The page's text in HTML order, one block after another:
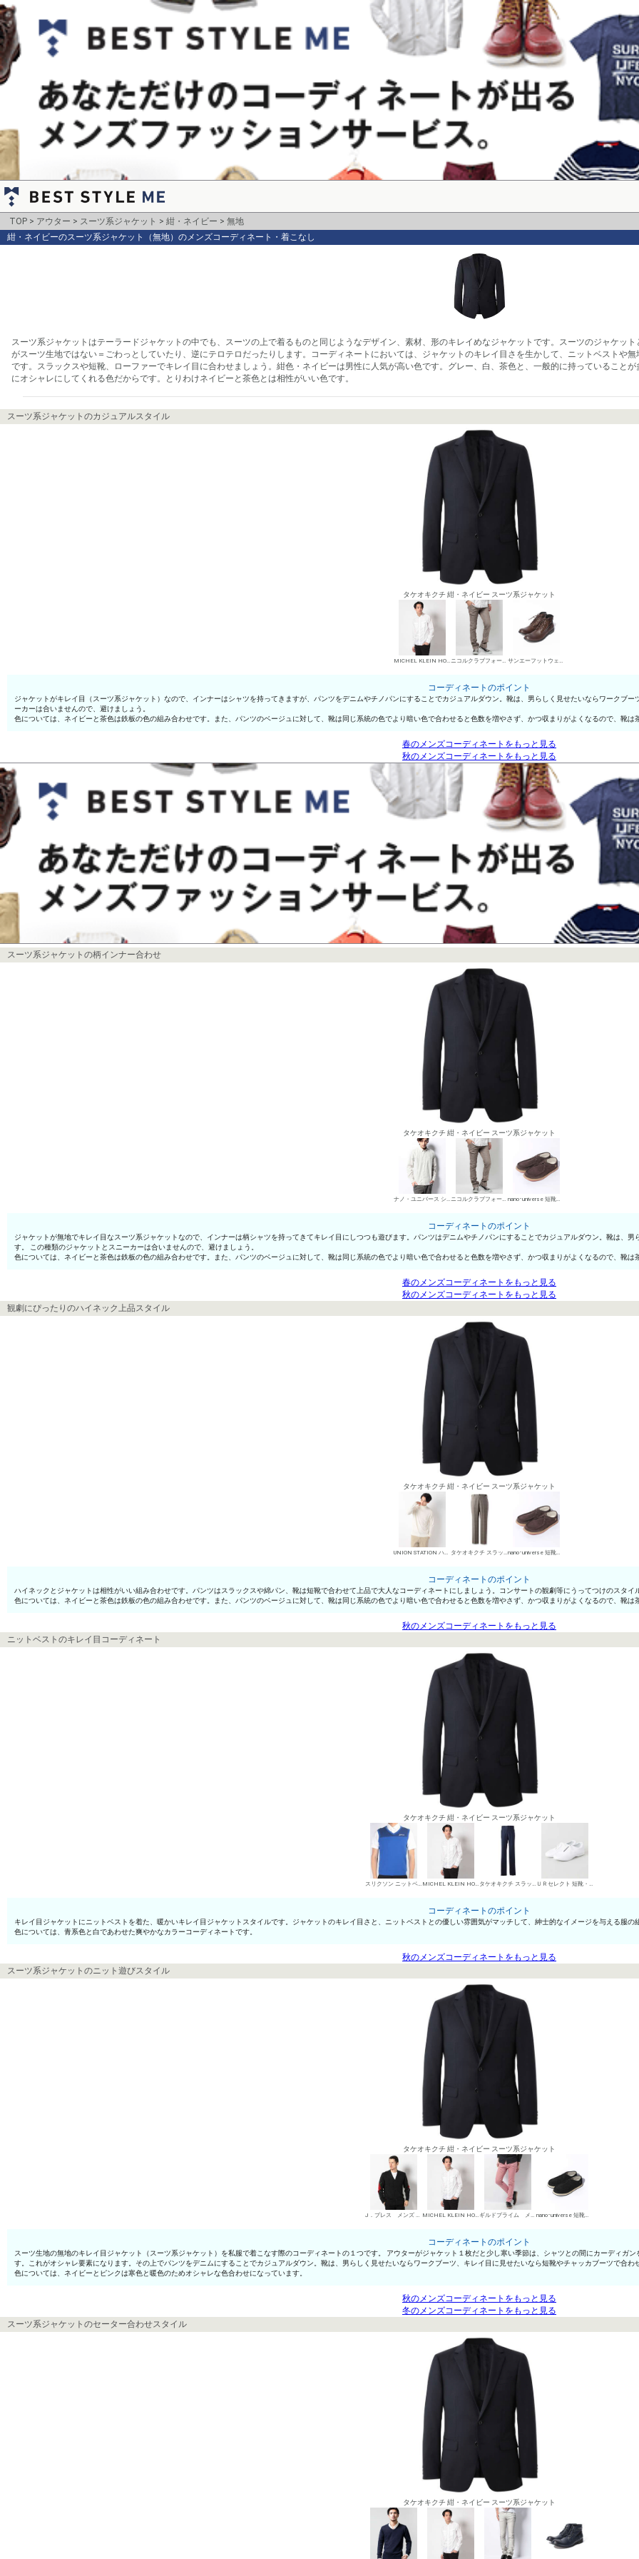
TOP アウター スーツ系ジャケット 紺・ネイビー
無地
紺・ネイビーのスーツ系ジャケット（無地）のメンズコーディネート・着こなし
スーツ系ジャケットはテーラードジャケットの中でも、スーツの上で着るものと同じようなデザイン、素材、形のキレイめなジャケットです。スーツのジャケッ
がスーツ生地ではない＝ごわっとしていたり、逆にテロテロだったりします。コーディネートにおいては、ジャケットのキレイ目さを生かして、ニットベストや
です。スラックスや短靴、ローファーでキレイ目に合わせましょう。紺色・ネイビーは男性に人気が高い色です。グレー、白、茶色と、一般的に持っていること
にオシャレにしてくれる色だからです。とりわけネイビーと茶色とは相性がいい色です。
スーツ系ジャケットのカジュアルスタイル
タケオキクチ 紺・ネイビー スーツ系ジャケット
MICHEL KLEIN HOMME シャツ ニコルクラブフォーメン デニムパンツ・ジーンズ サンエーフットウェア ワークブーツ
コーディネートのポイント
ジャケットがキレイ目（スーツ系ジャケット）なので、インナーはシャツを持ってきますが、パンツをデニムやチノパンにすることでカジュアルダウン。靴は、男らしく見せたいならワークブ
ーカーは合いませんので、避けましょう。
色については、ネイビーと茶色は鉄板の色の組み合わせです。また、パンツのベージュに対して、靴は同じ系統の色でより暗い色で合わせると色数を増やさず、かつ収まりがよくなるので、靴は
春のメンズコーディネートをもっと見る
秋のメンズコーディネートをもっと見る
スーツ系ジャケットの柄インナー合わせ
タケオキクチ 紺・ネイビー スーツ系ジャケット
ナノ・ユニバース シャツ ニコルクラブフォーメン デニムパンツ・ジーンズ nano･universe 短靴・レザーシューズ
コーディネートのポイント
ジャケットが無地でキレイ目なスーツ系ジャケットなので、インナーは柄シャツを持ってきてキレイ目にしつつも遊びます。パンツはデニムやチノパンにすることでカジュアルダウン。靴は、
す。 この種類のジャケットとスニーカーは合いませんので、避けましょう。
色については、ネイビーと茶色は鉄板の色の組み合わせです。また、パンツのベージュに対して、靴は同じ系統の色でより暗い色で合わせると色数を増やさず、かつ収まりがよくなるので、靴は
春のメンズコーディネートをもっと見る
秋のメンズコーディネートをもっと見る
観劇にぴったりのハイネック上品スタイル
タケオキクチ 紺・ネイビー スーツ系ジャケット
UNION STATION ハイネック タケオキクチ スラックス nano･universe 短靴・レザーシューズ
コーディネートのポイント
ハイネックとジャケットは相性がいい組み合わせです。パンツはスラックスや綿パン、靴は短靴で合わせて上品で大人なコーディネートにしましょう。コンサートの観劇等にうってつけのスタイ
色については、ネイビーと茶色は鉄板の色の組み合わせです。また、パンツのベージュに対して、靴は同じ系統の色でより暗い色で合わせると色数を増やさず、かつ収まりがよくなるので、靴は
秋のメンズコーディネートをもっと見る
ニットベストのキレイ目コーディネート
タケオキクチ 紺・ネイビー スーツ系ジャケット
スリクソン ニットベスト（前閉じ） MICHEL KLEIN HOMME シャツ タケオキクチ スラックス ＵＲセレクト 短靴・レザーシューズ
コーディネートのポイント
キレイ目ジャケットにニットベストを着た、暖かいキレイ目ジャケットスタイルです。ジャケットのキレイ目さと、ニットベストとの優しい雰囲気がマッチして、紳士的なイメージを与える服
色については、青系色と白であわせた爽やかなカラーコーディネートです。
秋のメンズコーディネートをもっと見る
スーツ系ジャケットのニット遊びスタイル
タケオキクチ 紺・ネイビー スーツ系ジャケット
J．プレス メンズ カーディガン MICHEL KLEIN HOMME シャツ ギルドプライム メンズ デニムパンツ・ジーンズ nano･universe 短靴・レザーシューズ
コーディネートのポイント
スーツ生地の無地のキレイ目ジャケット（スーツ系ジャケット）を私服で着こなす際のコーディネートの１つです。 アウターがジャケット１枚だと少し寒い季節は、シャツとの間にカーディガ
す。これがオシャレ要素になります。その上でパンツをデニムにすることでカジュアルダウン。靴は、男らしく見せたいならワークブーツ、キレイ目に見せたいなら短靴やチャッカブーツで合わ
色については、ネイビーとピンクは寒色と暖色のためオシャレな色合わせになっています。
秋のメンズコーディネートをもっと見る
冬のメンズコーディネートをもっと見る
スーツ系ジャケットのセーター合わせスタイル
タケオキクチ 紺・ネイビー スーツ系ジャケット